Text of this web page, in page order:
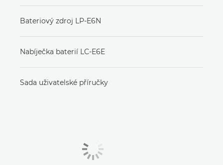
Bateriový zdroj LP-E6N
Nabíječka baterií LC-E6E
Sada uživatelské příručky